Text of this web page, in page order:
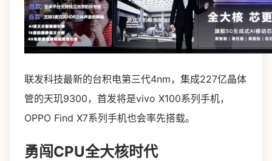
联发科技最新的台积电第三代4nm，集成227亿晶体
管的天玑9300，首发将是vivo X100系列手机，
OPPO Find X7系列手机也会率先搭载。
勇闯CPU全大核时代